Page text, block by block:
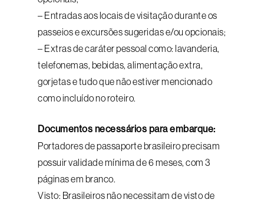
– Entradas aos locais de visitação durante os
passeios e excursões sugeridas e/ou opcionais;
– Extras de caráter pessoal como: lavanderia,
telefonemas, bebidas, alimentação extra,
gorjetas e tudo que não estiver mencionado
como incluído no roteiro.
Documentos necessários para embarque:
Portadores de passaporte brasileiro precisam
possuir validade mínima de 6 meses, com 3
páginas em branco.
Visto: Brasileiros não necessitam de visto de